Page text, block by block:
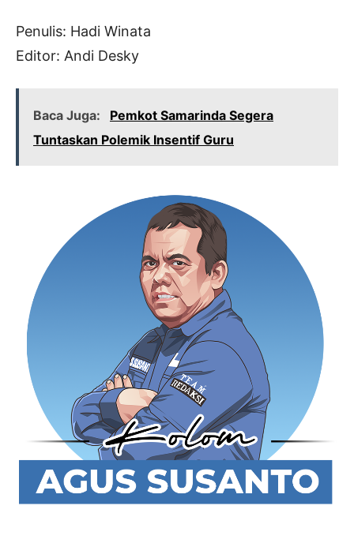
Penulis: Hadi Winata
Editor: Andi Desky
Baca Juga:
Pemkot Samarinda Segera
Tuntaskan Polemik Insentif Guru